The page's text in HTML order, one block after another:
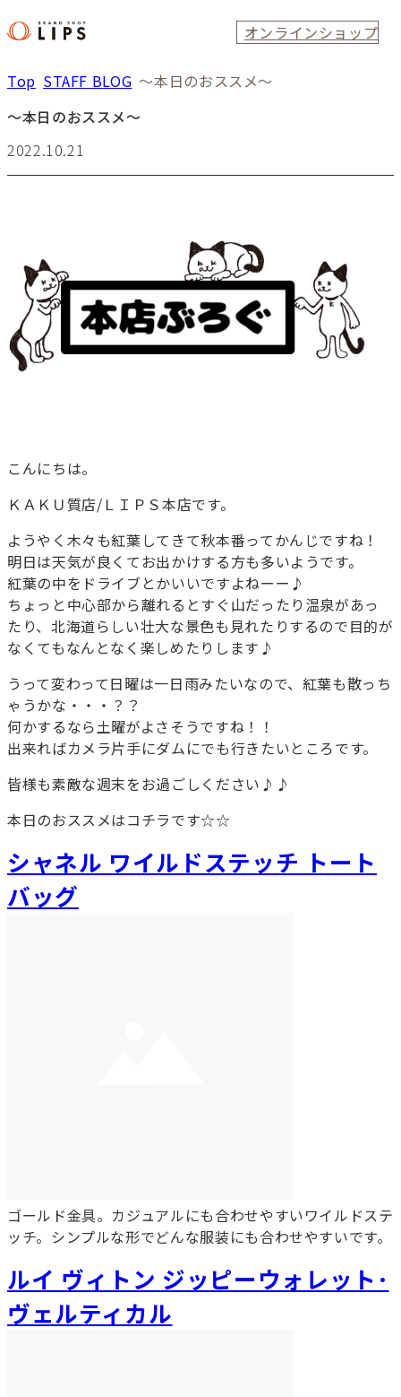
オンラインショップ
Top STAFF BLOG ～本日のおススメ～
～本日のおススメ～
2022.10.21
こんにちは。
ＫＡＫＵ質店/ＬＩＰＳ本店です。
ようやく木々も紅葉してきて秋本番ってかんじですね！
明日は天気が良くてお出かけする方も多いようです。
紅葉の中をドライブとかいいですよねーー♪
ちょっと中心部から離れるとすぐ山だったり温泉があっ
たり、北海道らしい壮大な景色も見れたりするので目的が
なくてもなんとなく楽しめたりします♪
うって変わって日曜は一日雨みたいなので、紅葉も散っち
ゃうかな・・・？？
何かするなら土曜がよさそうですね！！
出来ればカメラ片手にダムにでも行きたいところです。
皆様も素敵な週末をお過ごしください♪♪
本日のおススメはコチラです☆☆
シャネル ワイルドステッチ トート
バッグ
ゴールド金具。カジュアルにも合わせやすいワイルドステ
ッチ。シンプルな形でどんな服装にも合わせやすいです。
ルイ ヴィトン ジッピーウォレット･
ヴェルティカル